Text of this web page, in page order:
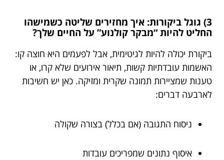
3) גוגל ביקורות: איך מחזירים שליטה כשמישהו
החליט להיות “מבקר קולנוע” על החיים שלך?
ביקורת יכולה להיות לגיטימית, אבל לפעמים היא חוצה קו:
האשמות עובדתיות קשות, תיאור אירועים שלא קרו, או
טענות שמציירות תמונה שקרית ומזיקה. כאן יש חשיבות
לארבעה דברים:
ניסוח התגובה (אם בכלל) בצורה שקולה
איסוף נתונים שמפריכים עובדות